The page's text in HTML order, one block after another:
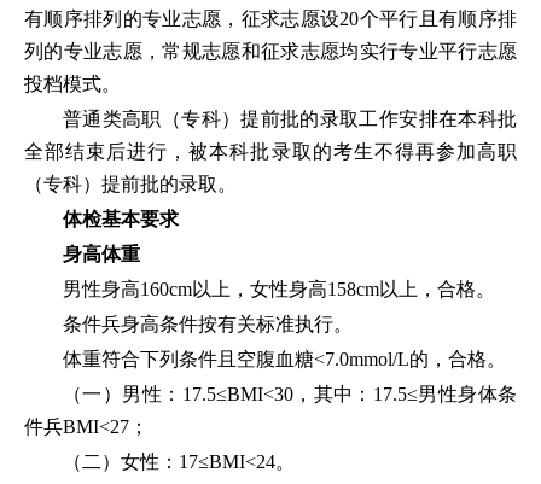
有顺序排列的专业志愿，征求志愿设20个平行且有顺序排
列的专业志愿，常规志愿和征求志愿均实行专业平行志愿
投档模式。
普通类高职（专科）提前批的录取工作安排在本科批
全部结束后进行，被本科批录取的考生不得再参加高职
（专科）提前批的录取。
体检基本要求
身高体重
男性身高160cm以上，女性身高158cm以上，合格。
条件兵身高条件按有关标准执行。
体重符合下列条件且空腹血糖<7.0mmol/L的，合格。
（一）男性：17.5≤BMI<30，其中：17.5≤男性身体条
件兵BMI<27；
（二）女性：17≤BMI<24。